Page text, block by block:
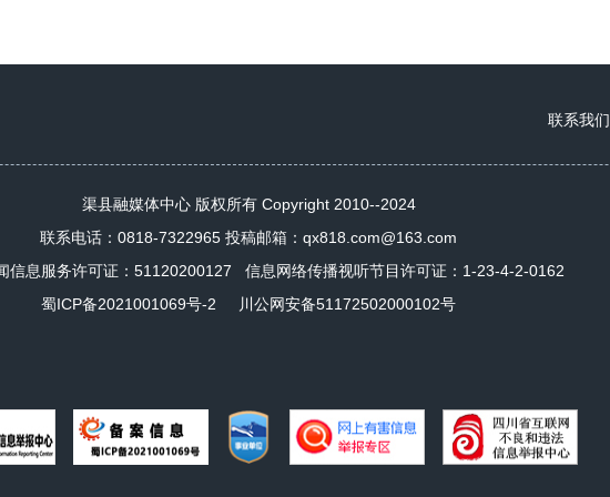
联系我们
渠县融媒体中心 版权所有 Copyright 2010--2024
联系电话：0818-7322965 投稿邮箱：qx818.com@163.com
信息服务许可证： 51120200127
信息网络传播视听节目许可证：1-23-4-2-0162
蜀ICP备2021001069号-2
川公网安备51172502000102号